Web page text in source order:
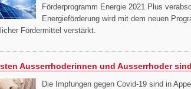
Förderprogramm Energie 2021 Plus
Energieförderung wird mit dem neuen
Fördermittel verstärkt.
Ausserrhoderinnen und Ausserrhoder
Die Impfungen gegen Covid-19 sind in